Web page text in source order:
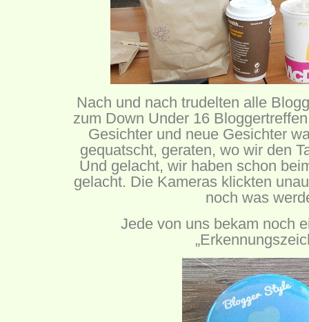
Nach und nach trudelten alle
zum Down Under 16
Gesichter und neue Gesichter
gequatscht, geraten, wo wir den
Und gelacht, wir haben schon
gelacht. Die Kameras klickten
noch was
Jede von uns bekam noch